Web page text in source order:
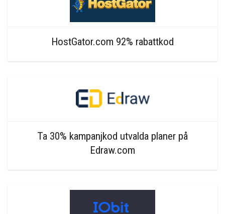
HostGator.com 92% rabattkod
Ta 30% kampanjkod utvalda planer på
Edraw.com